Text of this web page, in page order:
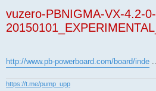
s
t
vuzero-PBNIGMA-VX-4.2-0-
http://www.pb-powerboard.com/board/inde
https://t.me/pump_upp